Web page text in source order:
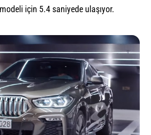
için 5.4 saniyede ulaşıyor.